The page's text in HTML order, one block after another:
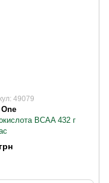
49079
BCAA 432 г